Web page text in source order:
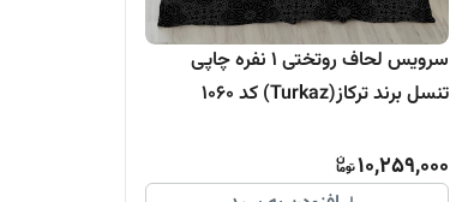
سرویس لحاف روتختی 1 نفره چاپی
تنسل برند ترکاز(Turkaz) کد 1060
10,259,000